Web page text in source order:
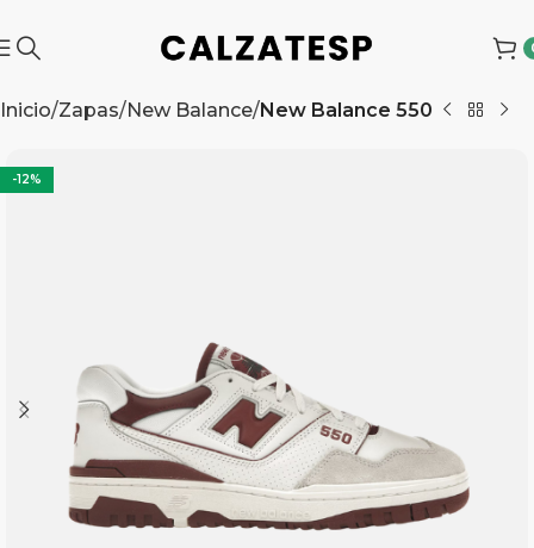
Inicio Zapas New Balance New Balance 550
-12%